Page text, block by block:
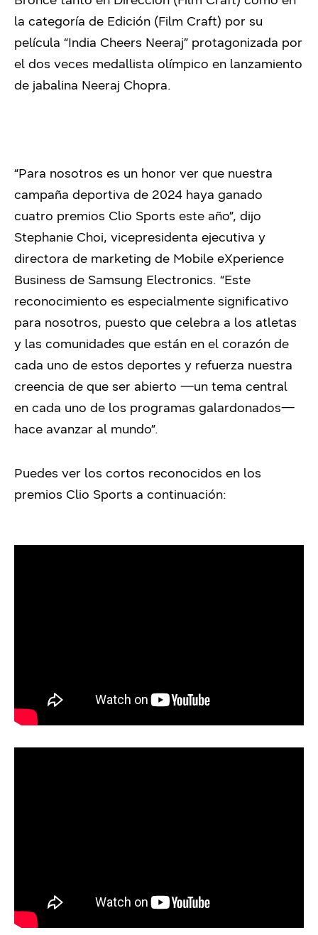
la categoría de Edición (Film Craft) por su
película “India Cheers Neeraj” protagonizada por
el dos veces medallista olímpico en lanzamiento
de jabalina Neeraj Chopra.
“Para nosotros es un honor ver que nuestra
campaña deportiva de 2024 haya ganado
cuatro premios Clio Sports este año”, dijo
Stephanie Choi, vicepresidenta ejecutiva y
directora de marketing de Mobile eXperience
Business de Samsung Electronics. “Este
reconocimiento es especialmente significativo
para nosotros, puesto que celebra a los atletas
y las comunidades que están en el corazón de
cada uno de estos deportes y refuerza nuestra
creencia de que ser abierto —un tema central
en cada uno de los programas galardonados—
hace avanzar al mundo”.
Puedes ver los cortos reconocidos en los
premios Clio Sports a continuación: